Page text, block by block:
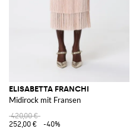
ELISABETTA FRANCHI
Midirock mit Fransen
420,00 €
252,00 €
-40%